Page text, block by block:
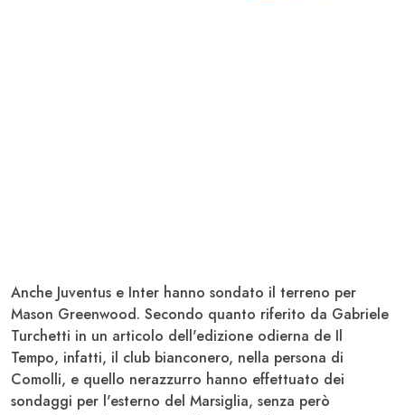
Anche Juventus e Inter hanno sondato il terreno per
Mason Greenwood. Secondo quanto riferito da Gabriele
Turchetti in un articolo dell'edizione odierna de Il
Tempo, infatti, il club bianconero, nella persona di
Comolli, e quello nerazzurro hanno effettuato dei
sondaggi per l'esterno del Marsiglia, senza però